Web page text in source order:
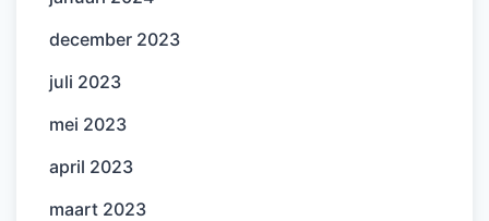
december 2023
juli 2023
mei 2023
april 2023
maart 2023